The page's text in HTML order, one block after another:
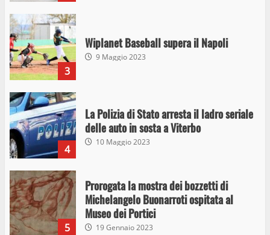
3
Wiplanet Baseball supera il Napoli
9 Maggio 2023
4
La Polizia di Stato arresta il ladro seriale
delle auto in sosta a Viterbo
10 Maggio 2023
5
Prorogata la mostra dei bozzetti di
Michelangelo Buonarroti ospitata al
Museo dei Portici
19 Gennaio 2023